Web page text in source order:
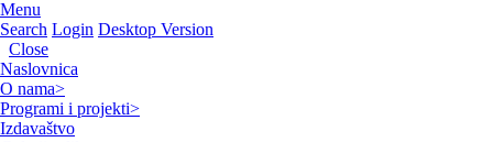
Menu
Search Login Desktop Version
Close
Naslovnica
O nama>
Programi i projekti>
Izdavaštvo